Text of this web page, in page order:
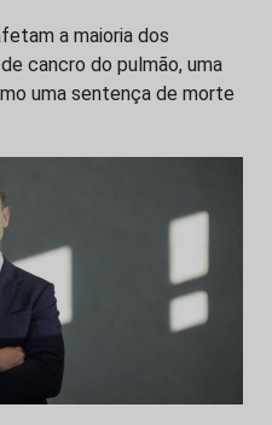
a maioria dos
cancro do pulmão, uma
uma sentença de morte